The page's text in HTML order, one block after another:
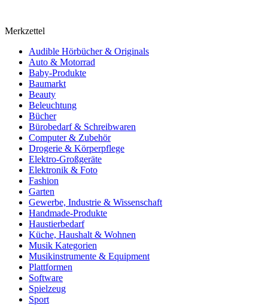
Merkzettel
Audible Hörbücher & Originals
Auto & Motorrad
Baby-Produkte
Baumarkt
Beauty
Beleuchtung
Bücher
Bürobedarf & Schreibwaren
Computer & Zubehör
Drogerie & Körperpflege
Elektro-Großgeräte
Elektronik & Foto
Fashion
Garten
Gewerbe, Industrie & Wissenschaft
Handmade-Produkte
Haustierbedarf
Küche, Haushalt & Wohnen
Musik Kategorien
Musikinstrumente & Equipment
Plattformen
Software
Spielzeug
Sport